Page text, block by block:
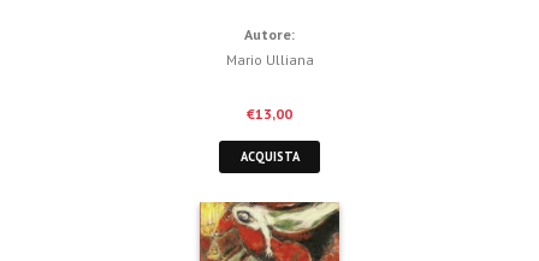
Autore:
Mario Ulliana
€13,00
ACQUISTA